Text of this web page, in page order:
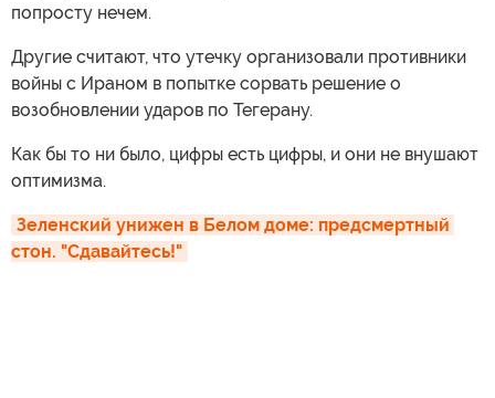
попросту нечем.
Другие считают, что утечку организовали противники
войны с Ираном в попытке сорвать решение о
возобновлении ударов по Тегерану.
Как бы то ни было, цифры есть цифры, и они не внушают
оптимизма.
Зеленский унижен в Белом доме: предсмертный
стон. "Сдавайтесь!"